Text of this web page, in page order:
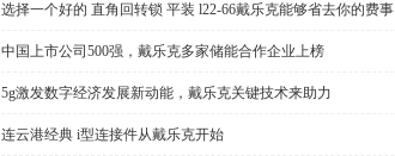
选择一个好的 直角回转锁 平装 l22-66戴乐克能够省去你的费事
中国上市公司500强，戴乐克多家储能合作企业上榜
5g激发数字经济发展新动能，戴乐克关键技术来助力
连云港经典 i型连接件从戴乐克开始